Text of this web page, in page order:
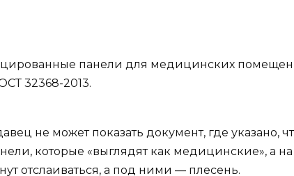
панели для медицинских
32368-2013.
не может показать документ, где указано,
которые «выглядят как медицинские», а
отслаиваться, а под ними — плесень.